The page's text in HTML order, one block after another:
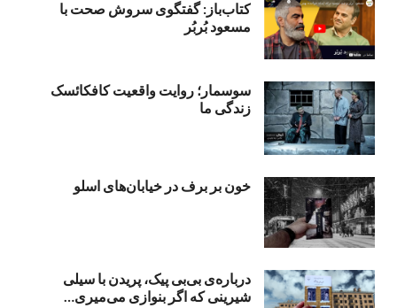
کتاب‌باز: گفتگوی سروش صحت با
مسعود بُربُر
سوسمار؛ روایت واقعیت کافکائسک
زندگی ما
خون بر برف در خیابان‌های اسلو
درباره‌ی بی‌بی‌ پیک، پریدن با سیلی
شیرینی که اگر بنوازی می‌میری…